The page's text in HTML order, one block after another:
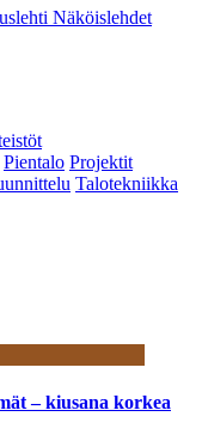
Näköislehdet
Pientalo Projektit
Talotekniikka
– kiusana korkea